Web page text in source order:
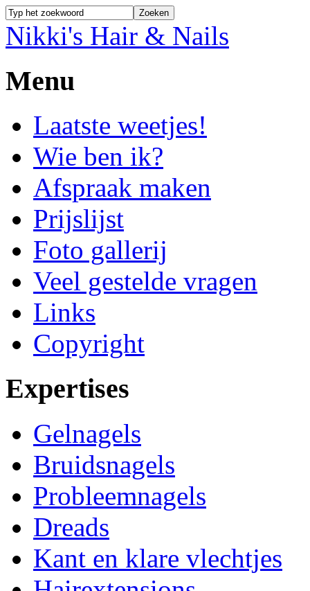
Nikki's Hair & Nails
Menu
Laatste weetjes!
Wie ben ik?
Afspraak maken
Prijslijst
Foto gallerij
Veel gestelde vragen
Links
Copyright
Expertises
Gelnagels
Bruidsnagels
Probleemnagels
Dreads
Kant en klare vlechtjes